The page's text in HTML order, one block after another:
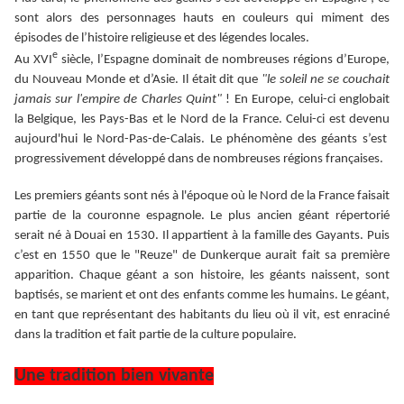
sont alors des personnages hauts en couleurs qui miment des
épisodes de l’histoire religieuse et des légendes locales.
Au XVIe siècle, l’Espagne dominait de nombreuses régions d’Europe,
du Nouveau Monde et d’Asie. Il était dit que "le soleil ne se couchait
jamais sur l'empire de Charles Quint" ! En Europe, celui-ci englobait
la Belgique, les Pays-Bas et le Nord de la France. Celui-ci est devenu
aujourd'hui le Nord-Pas-de-Calais. Le phénomène des géants s’est
progressivement développé dans de nombreuses régions françaises.
Les premiers géants sont nés à l'époque où le Nord de la France faisait
partie de la couronne espagnole. Le plus ancien géant répertorié
serait né à Douai en 1530. Il appartient à la famille des Gayants. Puis
c’est en 1550 que le "Reuze" de Dunkerque aurait fait sa première
apparition. Chaque géant a son histoire, les géants naissent, sont
baptisés, se marient et ont des enfants comme les humains. Le géant,
en tant que représentant des habitants du lieu où il vit, est enraciné
dans la tradition et fait partie de la culture populaire.
Une tradition bien vivante